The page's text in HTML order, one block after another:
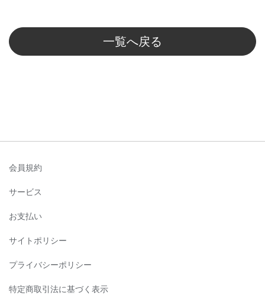
一覧へ戻る
会員規約
サービス
お支払い
サイトポリシー
プライバシーポリシー
特定商取引法に基づく表示